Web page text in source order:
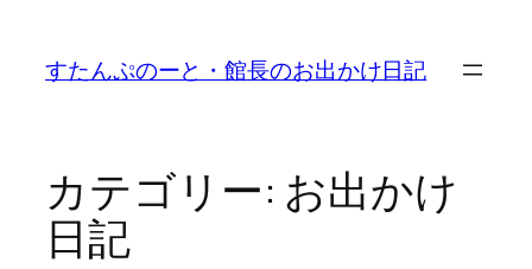
すたんぷのーと・館長のお出かけ日記
カテゴリー: お出かけ
日記